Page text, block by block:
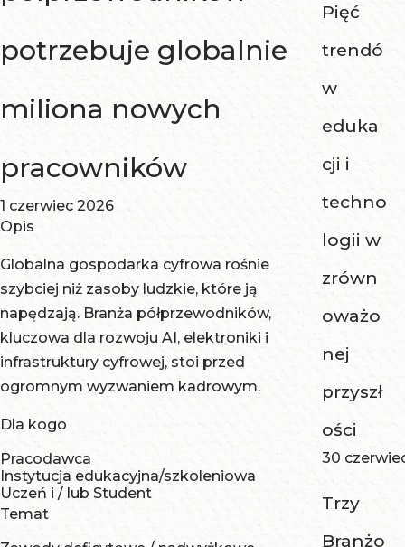
potrzebuje globalnie
miliona nowych
pracowników
1 czerwiec 2026
Opis
Globalna gospodarka cyfrowa rośnie
szybciej niż zasoby ludzkie, które ją
napędzają. Branża półprzewodników,
kluczowa dla rozwoju AI, elektroniki i
infrastruktury cyfrowej, stoi przed
ogromnym wyzwaniem kadrowym.
Dla kogo
Pracodawca
Instytucja edukacyjna/szkoleniowa
Uczeń i / lub Student
Temat
Pięć
trendó
w
eduka
cji i
techno
logii w
zrówn
oważo
nej
przyszł
ości
30
Trzy
Branżo